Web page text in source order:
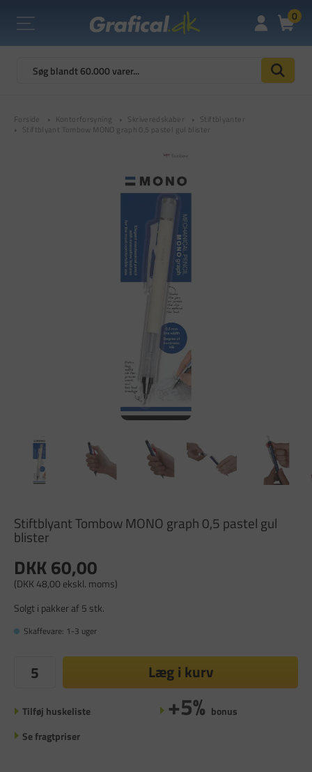
0
Forside Kontorforsyning Skriveredskaber
Stiftblyanter
Stiftblyant Tombow MONO graph 0,5 pastel gul blister
Stiftblyant Tombow MONO graph 0,5 pastel gul
blister
DKK 60,00
(DKK 48,00 ekskl. moms)
Solgt i pakker af 5 stk.
Skaffevare: 1-3 uger
Læg i kurv
Tilføj huskeliste +5% bonus
Se fragtpriser